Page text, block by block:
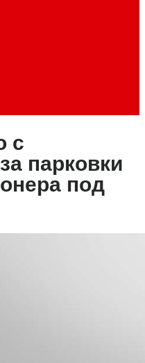
с
парковки
под